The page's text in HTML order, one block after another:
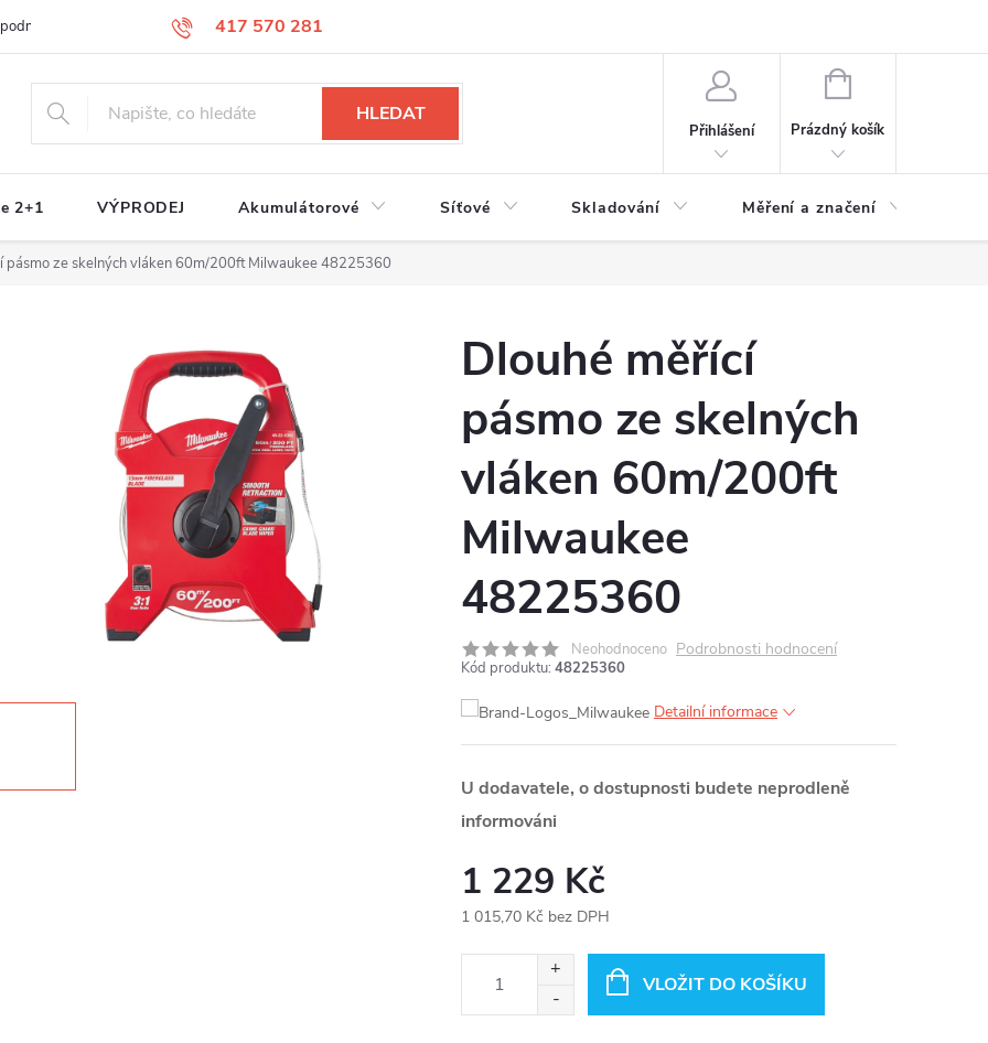
417 570 281
Podmínky ochrany osobních údajů
HLEDAT
Přihlášení
NÁKUPNÍ
Prázdný košík
2+1 VÝPRODEJ Akumulátorové Síťové Skladování Měření a značení
pásmo ze skelných vláken 60m/200ft Milwaukee 48225360
Dlouhé měřící
pásmo ze skelných
vláken 60m/200ft
Milwaukee
48225360
Neohodnoceno Podrobnosti hodnocení
Kód produktu: 48225360
Detailní informace
U dodavatele, o dostupnosti budete neprodleně
informováni
1 229 Kč
1 015,70 Kč bez DPH
VLOŽIT DO KOŠÍKU